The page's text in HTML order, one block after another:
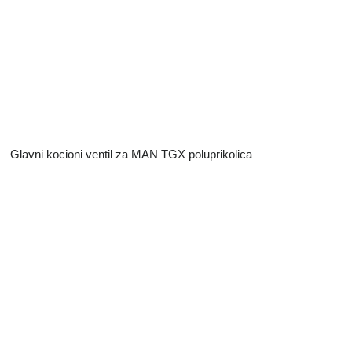
Glavni kocioni ventil za MAN TGX poluprikolica